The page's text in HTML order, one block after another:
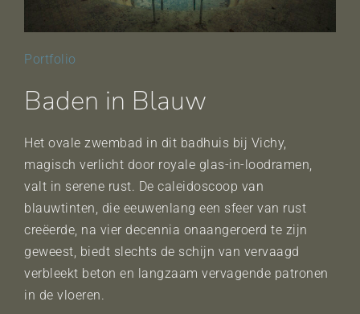
Portfolio
Baden in Blauw
Het ovale zwembad in dit badhuis bij Vichy,
magisch verlicht door royale glas-in-loodramen,
valt in serene rust. De caleidoscoop van
blauwtinten, die eeuwenlang een sfeer van rust
creëerde, na vier decennia onaangeroerd te zijn
geweest, biedt slechts de schijn van vervaagd
verbleekt beton en langzaam vervagende patronen
in de vloeren.